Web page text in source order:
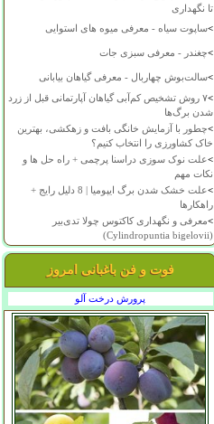
تا نگهداری
>ساپوت سیاه - معرفی میوه های استوایی
>چغندر - معرفی سبزی جات
>سالت‌بوش چهاربال - معرفی گیاهان بیابانی
>
۷ روش تشخیص کم‌آبی گیاهان آپارتمانی قبل از زرد
شدن برگ‌ها
>چطور با آزمایش خانگی بافت و زهکشی، بهترین
خاک کشاورزی را انتخاب کنیم؟
>علت نوک سوزی دراسنا پرچمی + راه حل ها و
نکات مهم
>
علت خشک شدن برگ ایپومیا | 8 دلیل رایج +
راهکارها
>معرفی و نگهداری کاکتوس چولا تدی‌بیر
(Cylindropuntia bigelovii)
فوت و فن باغبانی امروز
پرورش درخت آلو